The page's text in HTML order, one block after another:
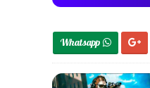
Whatsapp 